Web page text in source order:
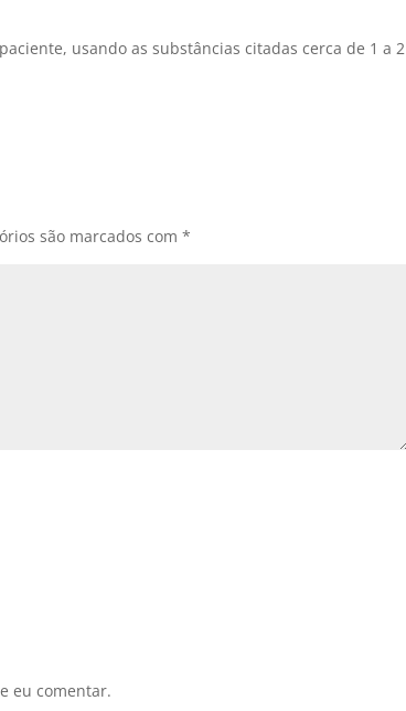
usando as substâncias citadas cerca de 1 a 2
são marcados com*
eu comentar.